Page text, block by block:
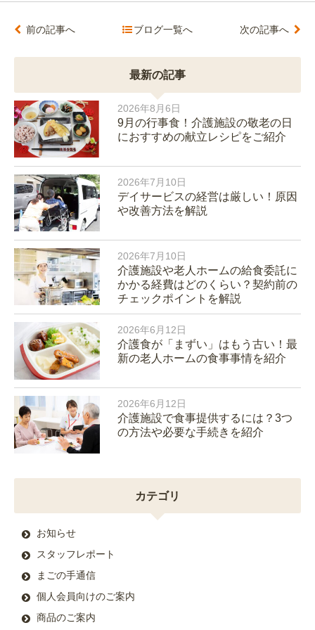
前の記事へ ブログ一覧へ 次の記事へ
最新の記事
2026年8月6日
9月の行事食！介護施設の敬老の日
におすすめの献立レシピをご紹介
2026年7月10日
デイサービスの経営は厳しい！原因
や改善方法を解説
2026年7月10日
介護施設や老人ホームの給食委託に
かかる経費はどのくらい？契約前の
チェックポイントを解説
2026年6月12日
介護食が「まずい」はもう古い！最
新の老人ホームの食事事情を紹介
2026年6月12日
介護施設で食事提供するには？3つ
の方法や必要な手続きを紹介
カテゴリ
お知らせ
スタッフレポート
まごの手通信
個人会員向けのご案内
商品のご案内